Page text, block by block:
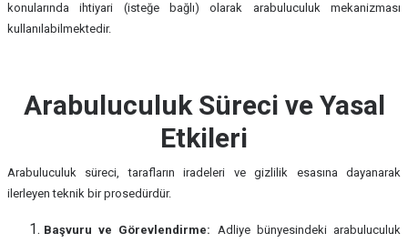
konularında ihtiyari (isteğe bağlı) olarak arabuluculuk mekanizması
kullanılabilmektedir.
Arabuluculuk Süreci ve Yasal
Etkileri
Arabuluculuk süreci, tarafların iradeleri ve gizlilik esasına dayanarak
ilerleyen teknik bir prosedürdür.
Başvuru ve Görevlendirme: Adliye bünyesindeki arabuluculuk